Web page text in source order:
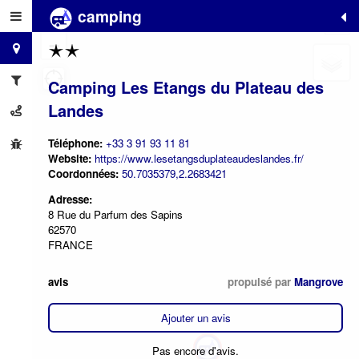
camping
Camping Les Etangs du Plateau des
Landes
Téléphone: +33 3 91 93 11 81
Website: https://www.lesetangsduplateaudeslandes.fr/
Coordonnées: 50.7035379,2.2683421
Adresse:
8 Rue du Parfum des Sapins
62570
FRANCE
avis propulsé par Mangrove
Ajouter un avis
Pas encore d'avis.
+
−